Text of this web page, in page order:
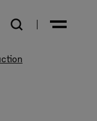
Open zoekpagina